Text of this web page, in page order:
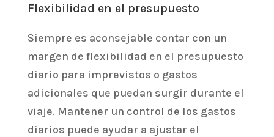
Flexibilidad en el presupuesto
Siempre es aconsejable contar con un
margen de flexibilidad en el presupuesto
diario para imprevistos o gastos
adicionales que puedan surgir durante el
viaje. Mantener un control de los gastos
diarios puede ayudar a ajustar el